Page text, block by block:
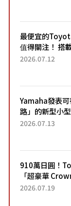
最便宜的
值得關注！ 搭
22.4公里低油耗
2026.07.12
Yamaha發表
路」的新型小
能享受超強勁「
2026.07.13
910萬日圓！
「超豪華
採用由「匠人技
2026.07.19